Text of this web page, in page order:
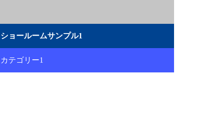
ショールームサンプル1
カテゴリー1